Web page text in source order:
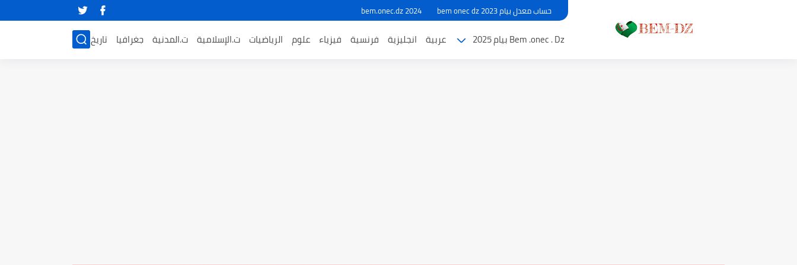
حساب معدل بيام 2023 bem onec dz bem.onec.dz 2024
Bem .onec . Dz بيام 2025 عربية انجليزية فرنسية فيزياء علوم الرياضيات ت.الإسلامية ت.المدنية جغرافيا تاريخ